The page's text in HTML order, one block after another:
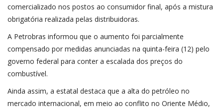
comercializado nos postos ao consumidor final, após a mistura
obrigatória realizada pelas distribuidoras.
A Petrobras informou que o aumento foi parcialmente
compensado por medidas anunciadas na quinta-feira (12) pelo
governo federal para conter a escalada dos preços do
combustível.
Ainda assim, a estatal destaca que a alta do petróleo no
mercado internacional, em meio ao conflito no Oriente Médio,